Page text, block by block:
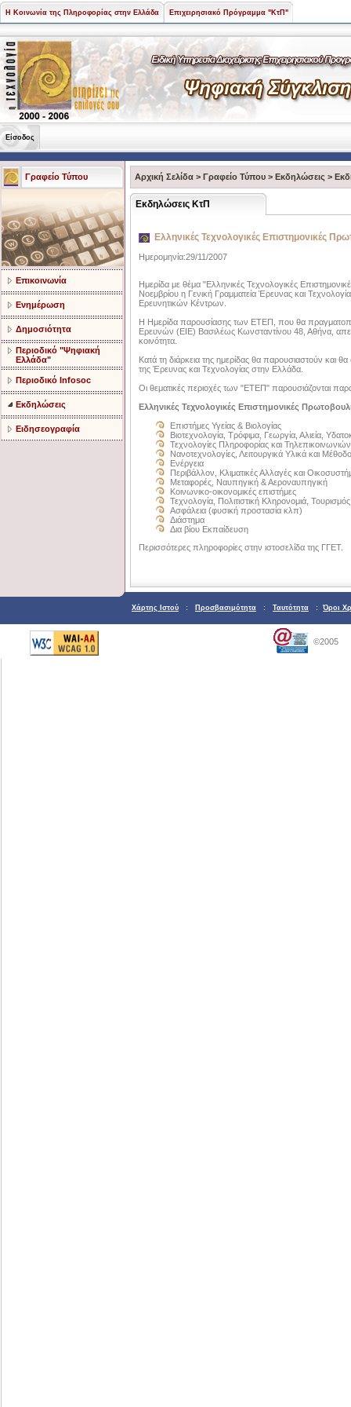
Η Κοινωνία της Πληροφορίας στην Ελλάδα Επιχειρησιακό Πρόγραμμα "ΚτΠ"
Είσοδος
Γραφείο Τύπου
Επικοινωνία
Ενημέρωση
Δημοσιότητα
Περιοδικό "Ψηφιακή
Ελλάδα"
Περιοδικό Infosoc
Εκδηλώσεις
Ειδησεογραφία
Αρχική Σελίδα > Γραφείο Τύπου > Εκδηλώσεις >
Εκδηλώσεις ΚτΠ
Ελληνικές Τεχνολογικές Επιστημονικές
Ημερομηνία:29/11/2007
Ημερίδα με θέμα "Ελληνικές Τεχνολογικές
Νοεμβρίου η Γενική Γραμματεία Έρευνας και
Ερευνητικών Κέντρων.
Η Ημερίδα παρουσίασης των ΕΤΕΠ, που θα
Ερευνών (ΕΙΕ) Βασιλέως Κωνσταντίνου 48, Αθήνα,
κοινότητα.
Κατά τη διάρκεια της ημερίδας θα παρουσιαστούν
της Έρευνας και Τεχνολογίας στην Ελλάδα.
Οι θεματικές περιοχές των "ΕΤΕΠ" παρουσιάζονται
Ελληνικές Τεχνολογικές Επιστημονικές
Επιστήμες Υγείας & Βιολογίας
Βιοτεχνολογία, Τρόφιμα, Γεωργία, Αλιεία,
Τεχνολογίες Πληροφορίας και Τηλεπικοινωνιών
Νανοτεχνολογίες, Λειτουργικά Υλικά και
Ενέργεια
Περιβάλλον, Κλιματικές Αλλαγές και
Μεταφορές, Ναυπηγική & Αεροναυπηγική
Κοινωνικο-οικονομικές επιστήμες
Τεχνολογία, Πολιτιστική Κληρονομιά, Τουρισμός
Ασφάλεια (φυσική προστασία κλπ)
Διάστημα
Δια βίου Εκπαίδευση
Περισσότερες πληροφορίες στην ιστοσελίδα της ΓΓΕΤ.
Χάρτης Ιστού : Προσβασιμότητα : Ταυτότητα : Όροι
©2005